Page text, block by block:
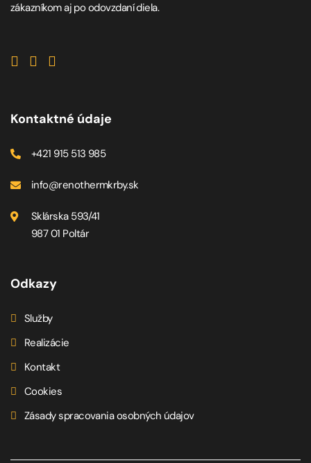
zákazníkom aj po odovzdaní diela.
Kontaktné údaje
+421 915 513 985
info@renothermkrby.sk
Sklárska 593/41
987 01 Poltár
Odkazy
Služby
Realizácie
Kontakt
Cookies
Zásady spracovania osobných údajov